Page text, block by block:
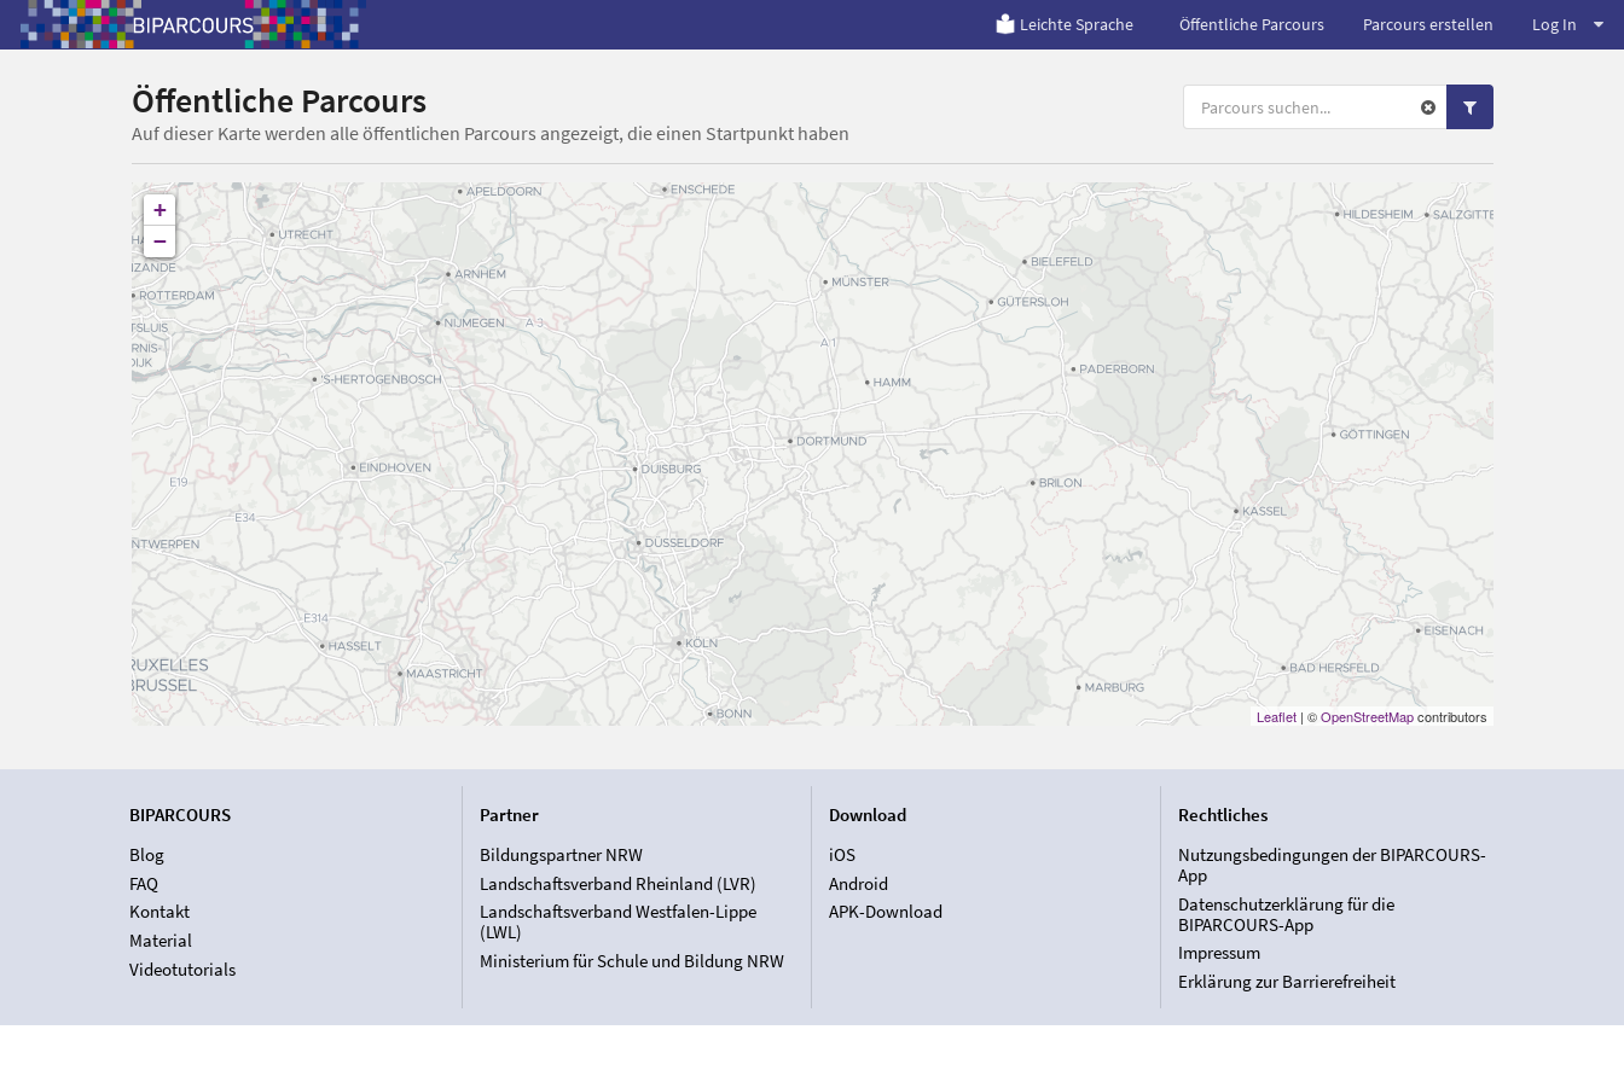
Leichte Sprache Öffentliche Parcours Parcours erstellen Log In
Öffentliche Parcours
Auf dieser Karte werden alle öffentlichen Parcours angezeigt, die einen Startpunkt haben
+
−
Leaflet| ©OpenStreetMapcontributors
BIPARCOURS
Blog
FAQ
Kontakt
Material
Videotutorials
Partner
Bildungspartner NRW
Landschaftsverband Rheinland (LVR)
Landschaftsverband Westfalen-Lippe
(LWL)
Ministerium für Schule und Bildung NRW
Download
iOS
Android
APK-Download
Rechtliches
Nutzungsbedingungen der BIPARCOURS-
App
Datenschutzerklärung für die
BIPARCOURS-App
Impressum
Erklärung zur Barrierefreiheit